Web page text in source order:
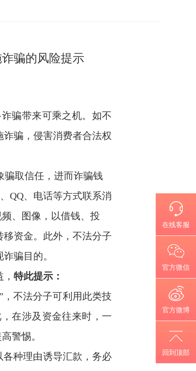
骗的风险提示
骗带来可乘之机。如不
骗，侵害消费者合法权
骗取信任，进而诈骗钱
QQ、电话等方式联系消
、图像，以借钱、投
资金。此外，不法分子
骗目的。
特此提示：
，不法分子可利用此类技
在涉及资金往来时，一
警惕。
各种理由诱导汇款，务必
在线客服
官方微信
官方微博
回到顶部